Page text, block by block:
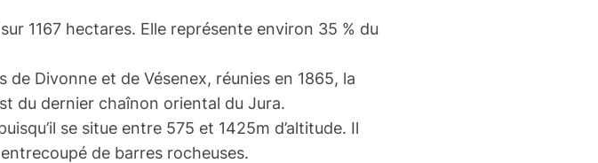
1167 hectares. Elle représente environ 35 % du
Divonne et de Vésenex, réunies en 1865, la
du dernier chaînon oriental du Jura.
se situe entre 575 et 1425m d’altitude. Il
de barres rocheuses.